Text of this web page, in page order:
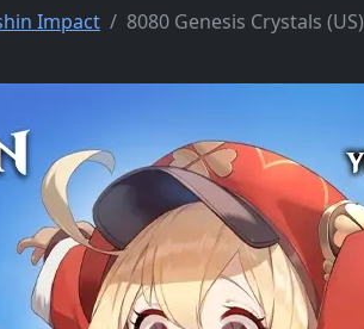
Impact 8080 Genesis Crystals (US)